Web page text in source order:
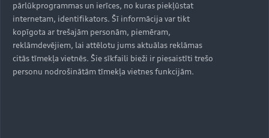
pārlūkprogrammas un ierīces, no kuras piekļūstat
internetam, identifikators. Šī informācija var tikt
kopīgota ar trešajām personām, piemēram,
reklāmdevējiem, lai attēlotu jums aktuālas reklāmas
citās tīmekļa vietnēs. Šie sīkfaili bieži ir piesaistīti trešo
personu nodrošinātām tīmekļa vietnes funkcijām.